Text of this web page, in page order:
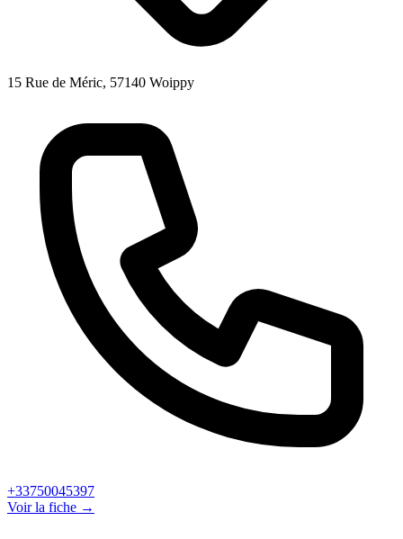
15 Rue de Méric, 57140 Woippy
+33750045397
Voir la fiche →